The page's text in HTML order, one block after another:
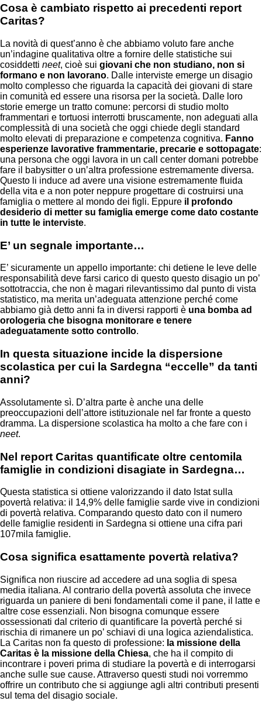
Cosa è cambiato rispetto ai precedenti report
Caritas?
La novità di quest’anno è che abbiamo voluto fare anche
un’indagine qualitativa oltre a fornire delle statistiche sui
cosiddetti neet, cioè sui giovani che non studiano, non si
formano e non lavorano. Dalle interviste emerge un disagio
molto complesso che riguarda la capacità dei giovani di stare
in comunità ed essere una risorsa per la società. Dalle loro
storie emerge un tratto comune: percorsi di studio molto
frammentari e tortuosi interrotti bruscamente, non adeguati alla
complessità di una società che oggi chiede degli standard
molto elevati di preparazione e competenza cognitiva. Fanno
esperienze lavorative frammentarie, precarie e sottopagate:
una persona che oggi lavora in un call center domani potrebbe
fare il babysitter o un’altra professione estremamente diversa.
Questo li induce ad avere una visione estremamente fluida
della vita e a non poter neppure progettare di costruirsi una
famiglia o mettere al mondo dei figli. Eppure il profondo
desiderio di metter su famiglia emerge come dato costante
in tutte le interviste.
E’ un segnale importante…
E’ sicuramente un appello importante: chi detiene le leve delle
responsabilità deve farsi carico di questo questo disagio un po’
sottotraccia, che non è magari rilevantissimo dal punto di vista
statistico, ma merita un’adeguata attenzione perché come
abbiamo già detto anni fa in diversi rapporti è una bomba ad
orologeria che bisogna monitorare e tenere
adeguatamente sotto controllo.
In questa situazione incide la dispersione
scolastica per cui la Sardegna “eccelle” da tanti
anni?
Assolutamente sì. D’altra parte è anche una delle
preoccupazioni dell’attore istituzionale nel far fronte a questo
dramma. La dispersione scolastica ha molto a che fare con i
neet.
Nel report Caritas quantificate oltre centomila
famiglie in condizioni disagiate in Sardegna…
Questa statistica si ottiene valorizzando il dato Istat sulla
povertà relativa: il 14,9% delle famiglie sarde vive in condizioni
di povertà relativa. Comparando questo dato con il numero
delle famiglie residenti in Sardegna si ottiene una cifra pari
107mila famiglie.
Cosa significa esattamente povertà relativa?
Significa non riuscire ad accedere ad una soglia di spesa
media italiana. Al contrario della povertà assoluta che invece
riguarda un paniere di beni fondamentali come il pane, il latte e
altre cose essenziali. Non bisogna comunque essere
ossessionati dal criterio di quantificare la povertà perché si
rischia di rimanere un po’ schiavi di una logica aziendalistica.
La Caritas non fa questo di professione: la missione della
Caritas è la missione della Chiesa, che ha il compito di
incontrare i poveri prima di studiare la povertà e di interrogarsi
anche sulle sue cause. Attraverso questi studi noi vorremmo
offrire un contributo che si aggiunge agli altri contributi presenti
sul tema del disagio sociale.